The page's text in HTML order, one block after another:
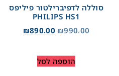
סוללה לדפיברילטור פיליפס
PHILIPS HS1
₪990.00
₪890.00
הוספה לסל